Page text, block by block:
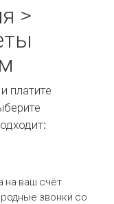
>
платите
на ваш счёт
звонки со